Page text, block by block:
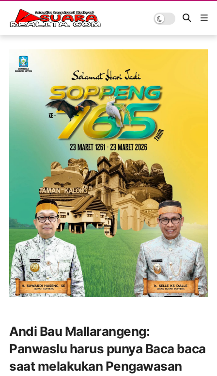
Andi Bau Mallarangeng:
Panwaslu harus punya Baca baca
saat melakukan Pengawasan